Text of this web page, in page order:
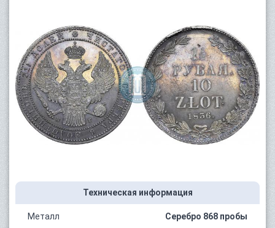
Техническая информация
Металл Серебро 868 пробы